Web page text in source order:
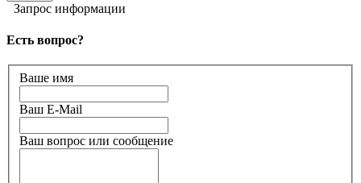
Запрос информации
Есть вопрос?
Ваше имя
Ваш E-Mail
Ваш вопрос или сообщение